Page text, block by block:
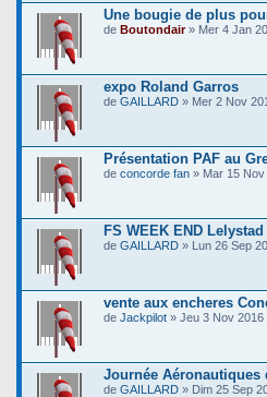
Une bougie de plus
de Boutondair» Mer 4 Jan
expo Roland Garros
de GAILLARD » Mer 2 Nov
Présentation PAF au
de concorde fan » Mar 15
FS WEEK END Lelystad
de GAILLARD » Lun 26 Sep
vente aux encheres
de Jackpilot » Jeu 3 Nov 2016
Journée Aéronautiques
de GAILLARD » Dim 25 Sep